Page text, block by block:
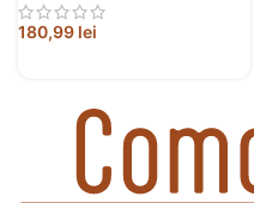
180,99 lei